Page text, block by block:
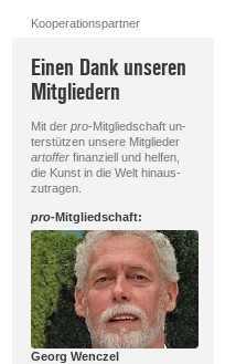
Kooperationspartner
Einen Dank unseren
Mitgliedern
Mit der pro-Mitgliedschaft un-
terstützen unsere Mitglieder
artofferfinanziell und helfen,
die Kunst in die Welt hinaus-
zutragen.
pro-Mitgliedschaft:
Georg Wenczel